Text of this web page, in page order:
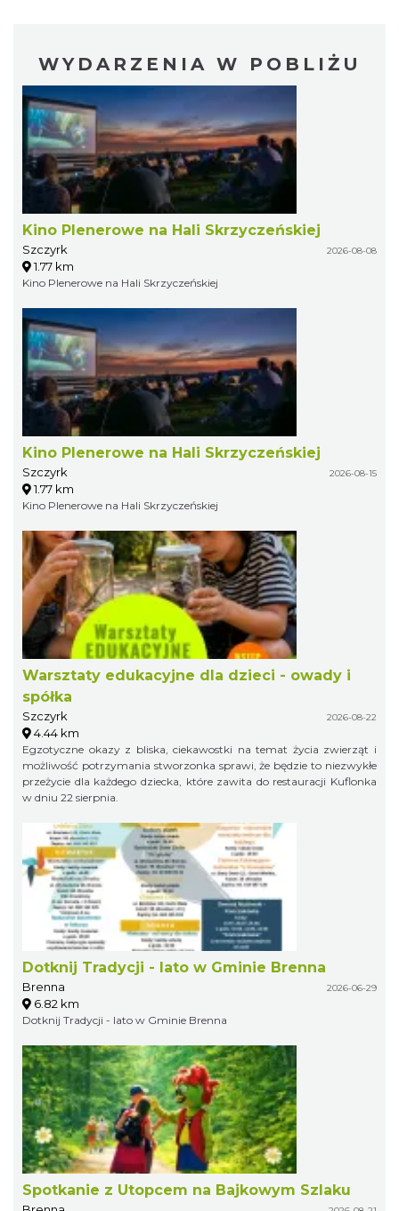
WYDARZENIA W POBLIŻU
Kino Plenerowe na Hali Skrzyczeńskiej
Szczyrk 2026-08-08
1.77 km
Kino Plenerowe na Hali Skrzyczeńskiej
Kino Plenerowe na Hali Skrzyczeńskiej
Szczyrk 2026-08-15
1.77 km
Kino Plenerowe na Hali Skrzyczeńskiej
Warsztaty edukacyjne dla dzieci - owady i
spółka
Szczyrk 2026-08-22
4.44 km
Egzotyczne okazy z bliska, ciekawostki na temat życia zwierząt i
możliwość potrzymania stworzonka sprawi, że będzie to niezwykłe
przeżycie dla każdego dziecka, które zawita do restauracji Kuflonka
w dniu 22 sierpnia.
Dotknij Tradycji - lato w Gminie Brenna
Brenna 2026-06-29
6.82 km
Dotknij Tradycji - lato w Gminie Brenna
Spotkanie z Utopcem na Bajkowym Szlaku